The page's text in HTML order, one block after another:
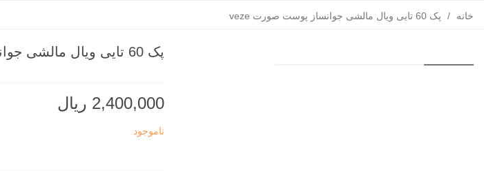
خانه / پک 60 تایی ویال مالشی جوانساز پوست صورت veze
پک 60 تایی ویال مالشی جوانساز پوست صورت VEZE
2,400,000 ریال
ناموجود